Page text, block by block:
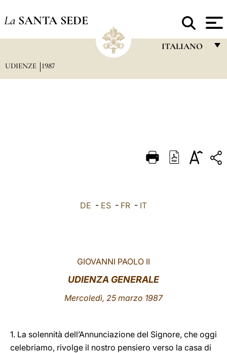
La SANTA SEDE
ITALIANO
DEUTSCH
UDIENZE 1987
DE - ES - FR - IT
GIOVANNI PAOLO II
UDIENZA GENERALE
Mercoledì, 25 marzo 1987
1. La solennità dell’Annunciazione del Signore, che oggi
celebriamo, rivolge il nostro pensiero verso la casa di